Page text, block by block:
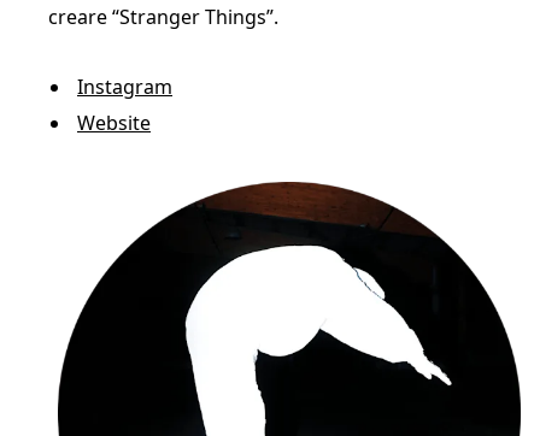
creare “Stranger Things”.
Instagram
Website